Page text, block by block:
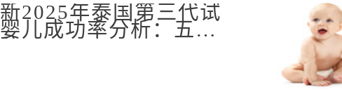
2025年泰国第三代试
儿成功率分析：五大